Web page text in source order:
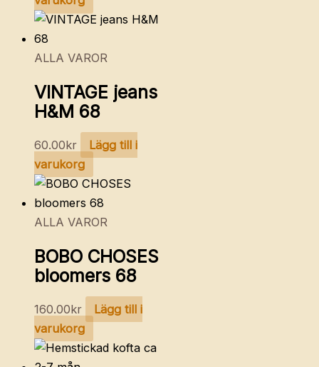
ALLA VAROR
VINTAGE jeans
H&M 68
60.00kr
Lägg till i
varukorg
ALLA VAROR
BOBO CHOSES
bloomers 68
160.00kr
Lägg till i
varukorg